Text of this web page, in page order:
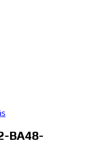
BA48-